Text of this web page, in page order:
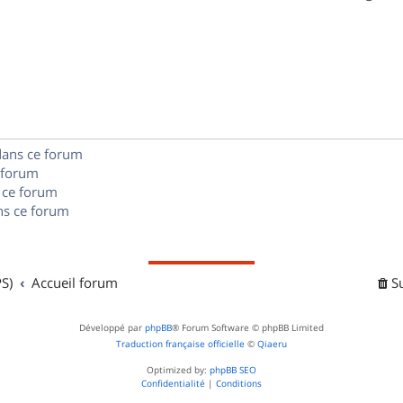
e
ce forum
forum
ce forum
Accueil forum
Développé par phpBB® Forum Software © phpBB Limited
Traduction française officielle © Qiaeru
Optimized by: phpBB SEO
Confidentialité | Conditions